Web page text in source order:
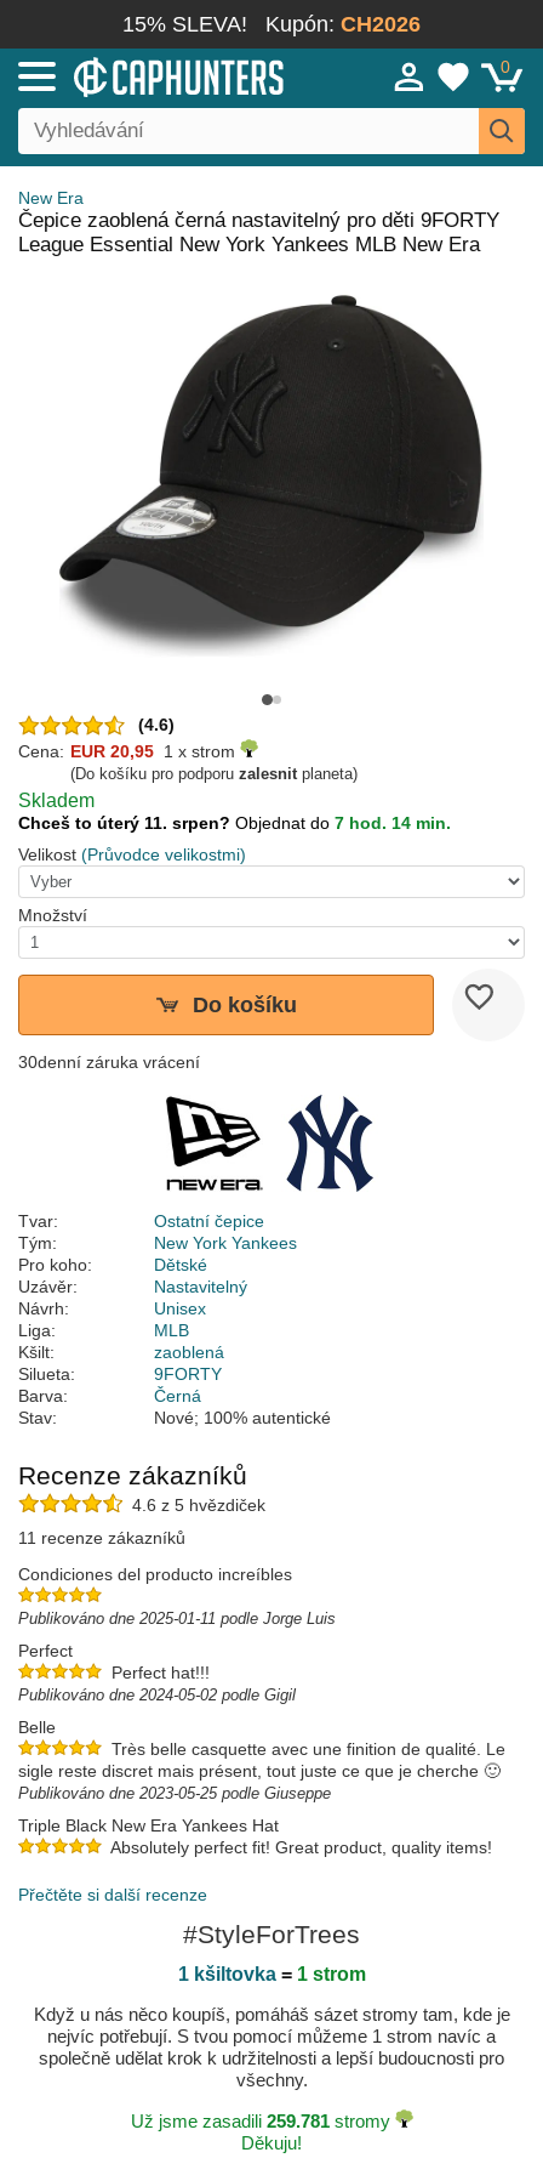
15% SLEVA! Kupón: CH2026
0
New Era
Čepice zaoblená černá nastavitelný pro děti 9FORTY
League Essential New York Yankees MLB New Era
(4.6)
Cena: EUR 20,95 1 x strom
(Do košíku pro podporu zalesnitplaneta)
Skladem
Chceš to úterý 11. srpen? Objednat do 7 hod. 14 min.
Velikost (Průvodce velikostmi)
Množství
Do košíku
30denní záruka vrácení
Tvar:
Ostatní čepice
Tým:
New York Yankees
Pro koho:
Dětské
Uzávěr:
Nastavitelný
Návrh:
Unisex
Liga:
MLB
Kšilt:
zaoblená
Silueta:
9FORTY
Barva:
Černá
Stav:
Nové; 100% autentické
Recenze zákazníků
4.6 z 5 hvězdiček
11 recenze zákazníků
Condiciones del producto increíbles
Publikováno dne 2025-01-11 podle Jorge Luis
Perfect
Perfect hat!!!
Publikováno dne 2024-05-02 podle Gigil
Belle
Très belle casquette avec une finition de qualité. Le
sigle reste discret mais présent, tout juste ce que je cherche 🙂
Publikováno dne 2023-05-25 podle Giuseppe
Triple Black New Era Yankees Hat
Absolutely perfect fit! Great product, quality items!
Publikováno dne 2023-05-20 podle Alexa
Přečtěte si další recenze
#StyleForTrees
1 kšiltovka= 1 strom
Když u nás něco koupíš, pomáháš sázet stromy tam, kde je
nejvíc potřebují. S tvou pomocí můžeme 1 strom navíc a
společně udělat krok k udržitelnosti a lepší budoucnosti pro
všechny.
Už jsme zasadili 259.781stromy
Děkuju!